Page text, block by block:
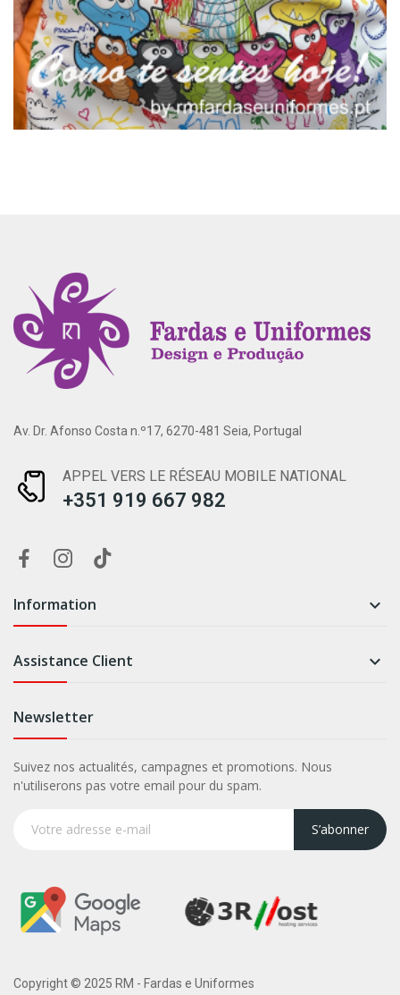
Av. Dr. Afonso Costa n.º17, 6270-481 Seia, Portugal
APPEL VERS LE RÉSEAU MOBILE NATIONAL
+351 919 667 982
Information 
Assistance Client 
Newsletter
Suivez nos actualités, campagnes et promotions. Nous
n'utiliserons pas votre email pour du spam.
S’abonner
Copyright © 2025 RM - Fardas e Uniformes